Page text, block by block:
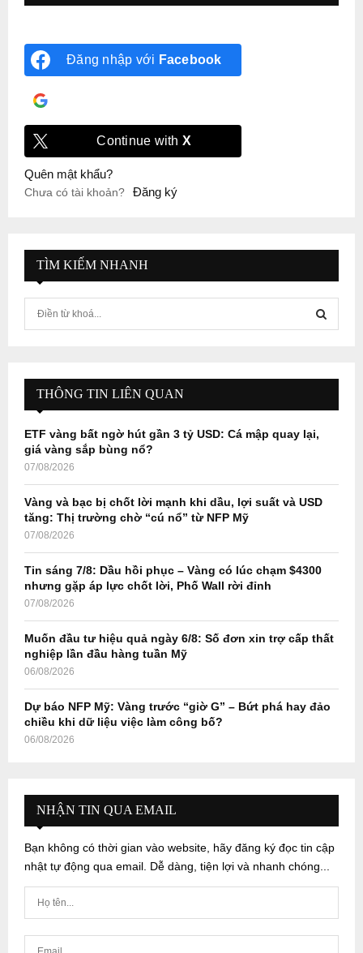
Đăng nhập với Facebook
Continue with X
Quên mật khẩu?
Chưa có tài khoản? Đăng ký
TÌM KIẾM NHANH
f
r
:
E
A
R
H
THÔNG TIN LIÊN QUAN
ETF vàng bất ngờ hút gần 3 tỷ USD: Cá mập quay lại,
giá vàng sắp bùng nổ?
07/08/2026
Vàng và bạc bị chốt lời mạnh khi dầu, lợi suất và USD
tăng: Thị trường chờ “cú nổ” từ NFP Mỹ
07/08/2026
Tin sáng 7/8: Dầu hồi phục – Vàng có lúc chạm $4300
nhưng gặp áp lực chốt lời, Phố Wall rời đỉnh
07/08/2026
Muốn đầu tư hiệu quả ngày 6/8: Số đơn xin trợ cấp thất
nghiệp lần đầu hàng tuần Mỹ
06/08/2026
Dự báo NFP Mỹ: Vàng trước “giờ G” – Bứt phá hay đảo
chiều khi dữ liệu việc làm công bố?
06/08/2026
NHẬN TIN QUA EMAIL
Bạn không có thời gian vào website, hãy đăng ký đọc tin cập
nhật tự động qua email. Dễ dàng, tiện lợi và nhanh chóng...